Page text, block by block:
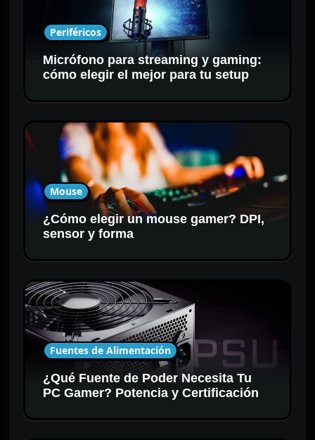
Periféricos
Micrófono para streaming y gaming:
cómo elegir el mejor para tu setup
Mouse
¿Cómo elegir un mouse gamer? DPI,
sensor y forma
Fuentes de Alimentación
¿Qué Fuente de Poder Necesita Tu
PC Gamer? Potencia y Certificación